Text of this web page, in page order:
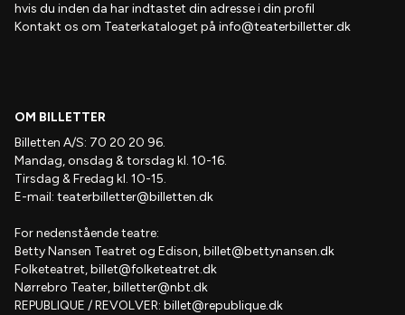
hvis du inden da har indtastet din adresse i din profil
Kontakt os om Teaterkataloget på info@teaterbilletter.dk
OM BILLETTER
Billetten A/S: 70 20 20 96.
Mandag, onsdag & torsdag kl. 10-16.
Tirsdag & Fredag kl. 10-15.
E-mail: teaterbilletter@billetten.dk
For nedenstående teatre:
Betty Nansen Teatret og Edison,billet@bettynansen.dk
Folketeatret,billet@folketeatret.dk
Nørrebro Teater,billetter@nbt.dk
REPUBLIQUE / REVOLVER: billet@republique.dk